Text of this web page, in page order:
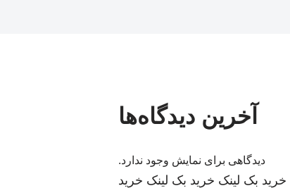
آخرین دیدگاه‌ها
دیدگاهی برای نمایش وجود ندارد.
خرید بک لینک خرید بک لینک خرید